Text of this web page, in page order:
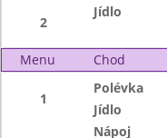
2
Jídlo
Menu Chod
1
Polévka
Jídlo
Nápoj